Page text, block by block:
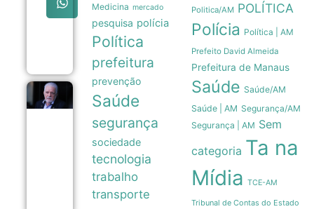
5,18%
em
agosto
Defesa de
Jaques
adia
depoimento
Federal por
falhas
técnicas
07/08
Medicina mercado
pesquisa polícia
Política
prefeitura
prevenção
Saúde
segurança
sociedade
tecnologia
trabalho
transporte
Politica/AM POLÍTICA
Polícia Política | AM
Prefeito David Almeida
Prefeitura de Manaus
Saúde Saúde/AM
Saúde | AM Segurança/AM
Segurança | AM Sem
categoria Ta na
Mídia TCE-AM
Tribunal de Contas do Estado